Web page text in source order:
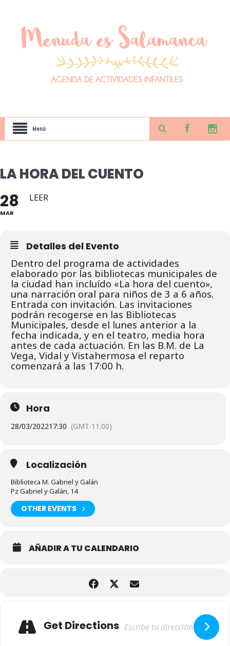
Menú
LA HORA DEL CUENTO
28
MAR
LEER
Detalles del Evento
Dentro del programa de actividades
elaborado por las bibliotecas municipales de
la ciudad han incluído «La hora del cuento»,
una narración oral para niños de 3 a 6 años.
Entrada con invitación. Las invitaciones
podrán recogerse en las Bibliotecas
Municipales, desde el lunes anterior a la
fecha indicada, y en el teatro, media hora
antes de cada actuación. En las B.M. de La
Vega, Vidal y Vistahermosa el reparto
comenzará a las 17:00 h.
Hora
28/03/202217:30 (GMT-11:00)
Localización
Biblioteca M. Gabriel y Galán
Pz Gabriel y Galán, 14
OTHER EVENTS
AÑADIR A TU CALENDARIO
Get Directions